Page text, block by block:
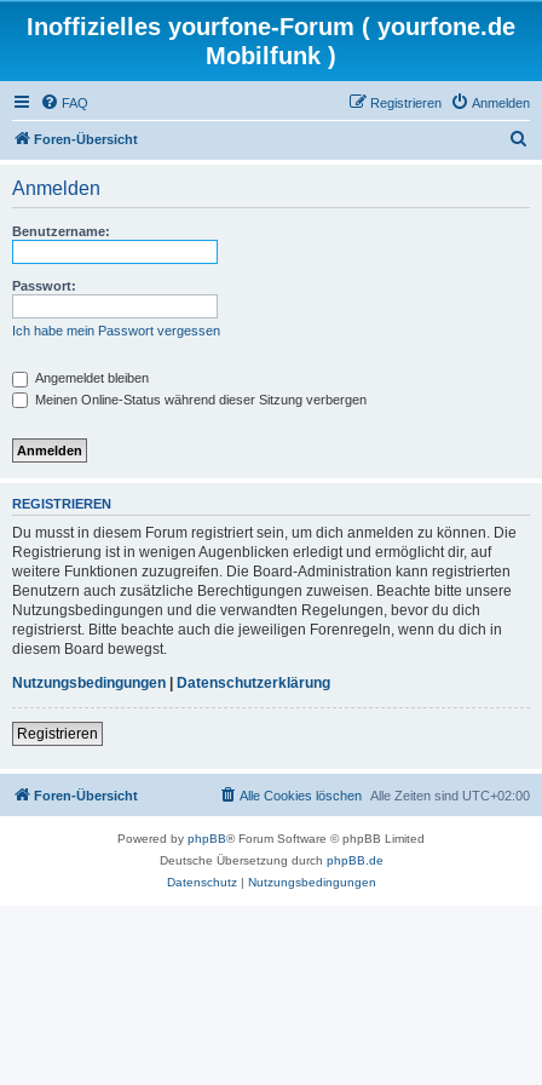
Inoffizielles yourfone-Forum ( yourfone.de
Mobilfunk )
FAQ Anmelden
Registrieren
Foren-Übersicht
Anmelden
Benutzername:
Passwort:
Ich habe mein Passwort vergessen
Angemeldet bleiben
Meinen Online-Status während dieser Sitzung verbergen
REGISTRIEREN
Du musst in diesem Forum registriert sein, um dich anmelden zu können. Die
Registrierung ist in wenigen Augenblicken erledigt und ermöglicht dir, auf
weitere Funktionen zuzugreifen. Die Board-Administration kann registrierten
Benutzern auch zusätzliche Berechtigungen zuweisen. Beachte bitte unsere
Nutzungsbedingungen und die verwandten Regelungen, bevor du dich
registrierst. Bitte beachte auch die jeweiligen Forenregeln, wenn du dich in
diesem Board bewegst.
Nutzungsbedingungen | Datenschutzerklärung
Registrieren
Foren-Übersicht Alle Zeiten sind UTC+02:00
Alle Cookies löschen
Powered by phpBB® Forum Software © phpBB Limited
Deutsche Übersetzung durch phpBB.de
Datenschutz| Nutzungsbedingungen